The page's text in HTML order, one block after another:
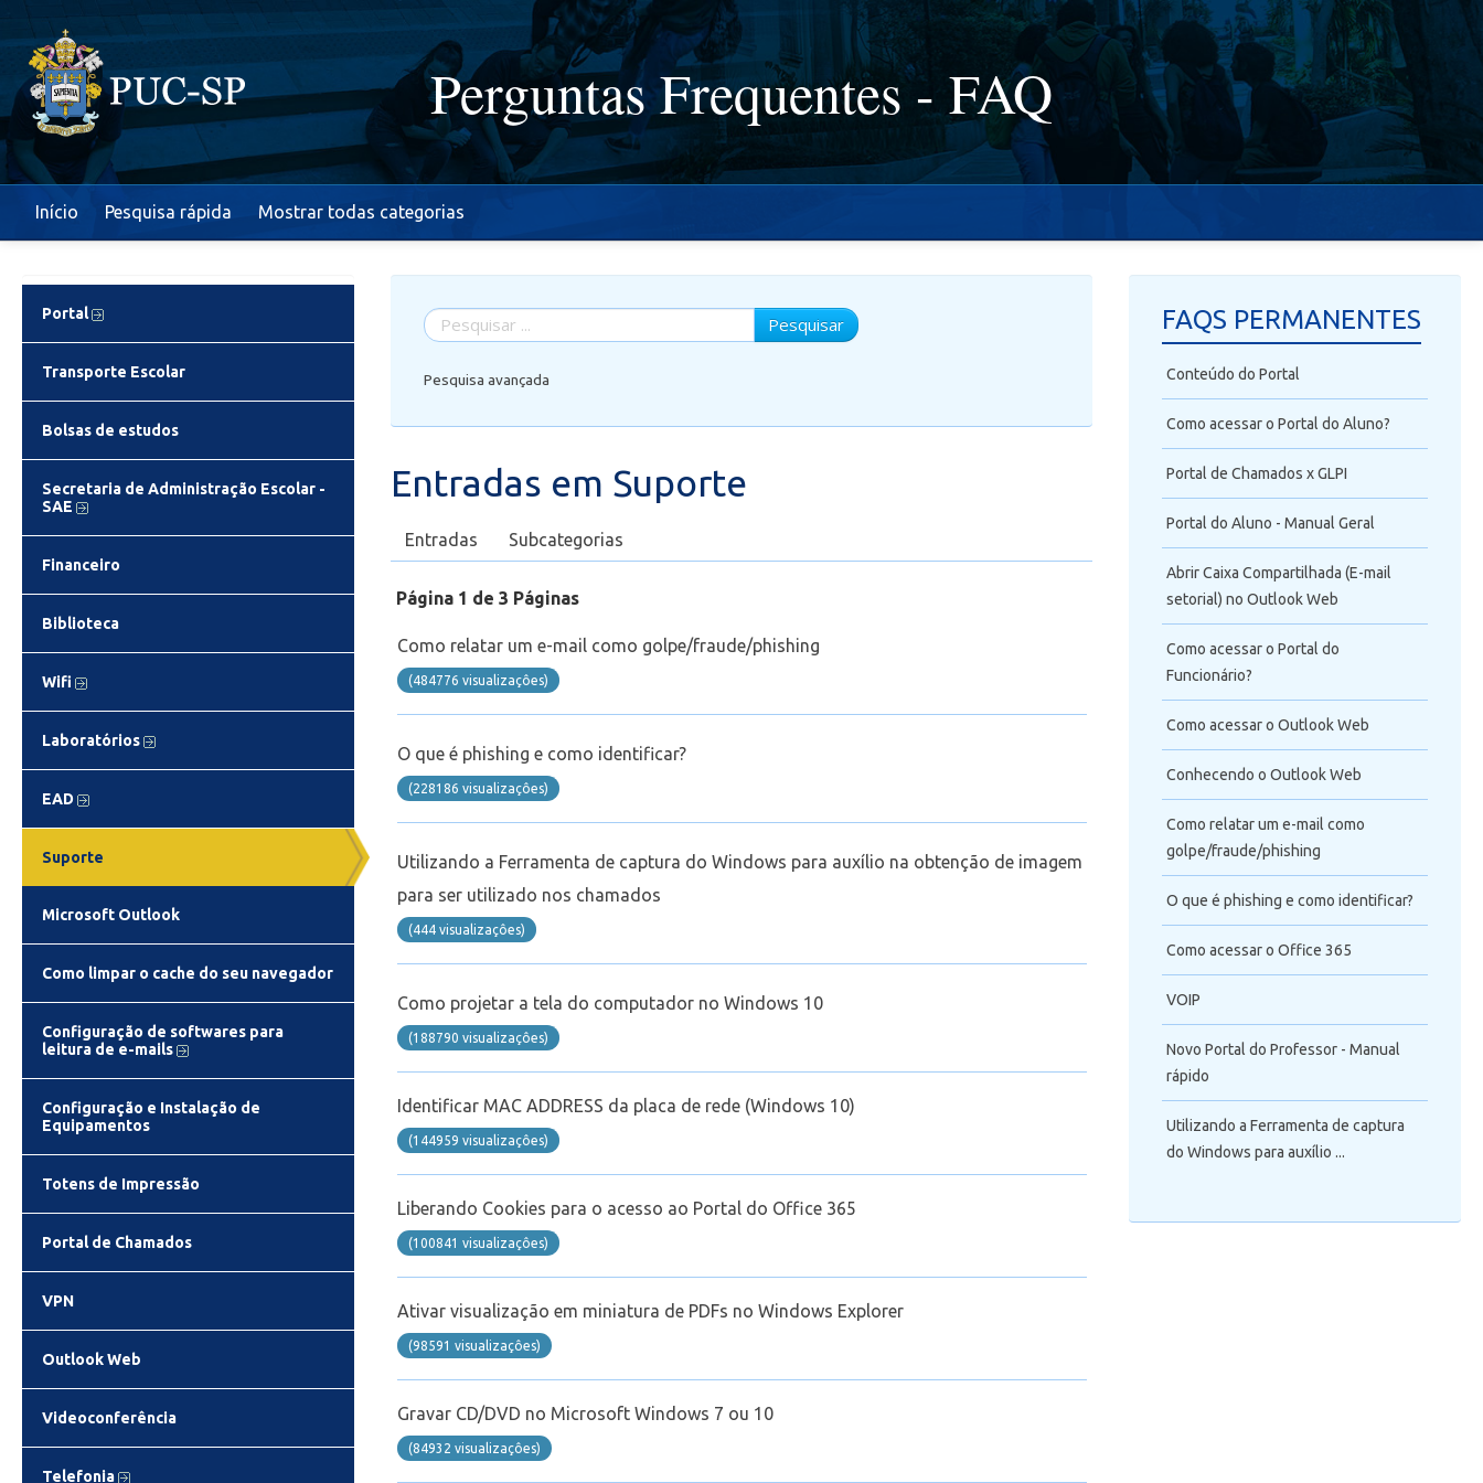
Perguntas Frequentes - FAQ
Início Pesquisa rápida Mostrar todas categorias
Portal
Transporte Escolar
Bolsas de estudos
Secretaria de Administração Escolar -
SAE
Financeiro
Biblioteca
Wifi
Laboratórios
EAD
Suporte
Microsoft Outlook
Como limpar o cache do seu navegador
Configuração de softwares para
leitura de e-mails
Configuração e Instalação de
Equipamentos
Totens de Impressão
Portal de Chamados
VPN
Outlook Web
Videoconferência
Telefonia
Pesquisar
Pesquisa avançada
Entradas em Suporte
Entradas Subcategorias
Página 1 de 3 Páginas
Como relatar um e-mail como golpe/fraude/phishing
(484776 visualizaçôes)
O que é phishing e como identificar?
(228186 visualizaçôes)
Utilizando a Ferramenta de captura do Windows para auxílio na obtenção de imagem
para ser utilizado nos chamados
(444 visualizaçôes)
Como projetar a tela do computador no Windows 10
(188790 visualizaçôes)
Identificar MAC ADDRESS da placa de rede (Windows 10)
(144959 visualizaçôes)
Liberando Cookies para o acesso ao Portal do Office 365
(100841 visualizaçôes)
Ativar visualização em miniatura de PDFs no Windows Explorer
(98591 visualizaçôes)
Gravar CD/DVD no Microsoft Windows 7 ou 10
(84932 visualizaçôes)
FAQS PERMANENTES
Conteúdo do Portal
Como acessar o Portal do Aluno?
Portal de Chamados x GLPI
Portal do Aluno - Manual Geral
Abrir Caixa Compartilhada (E-mail
setorial) no Outlook Web
Como acessar o Portal do
Funcionário?
Como acessar o Outlook Web
Conhecendo o Outlook Web
Como relatar um e-mail como
golpe/fraude/phishing
O que é phishing e como identificar?
Como acessar o Office 365
VOIP
Novo Portal do Professor - Manual
rápido
Utilizando a Ferramenta de captura
do Windows para auxílio ...